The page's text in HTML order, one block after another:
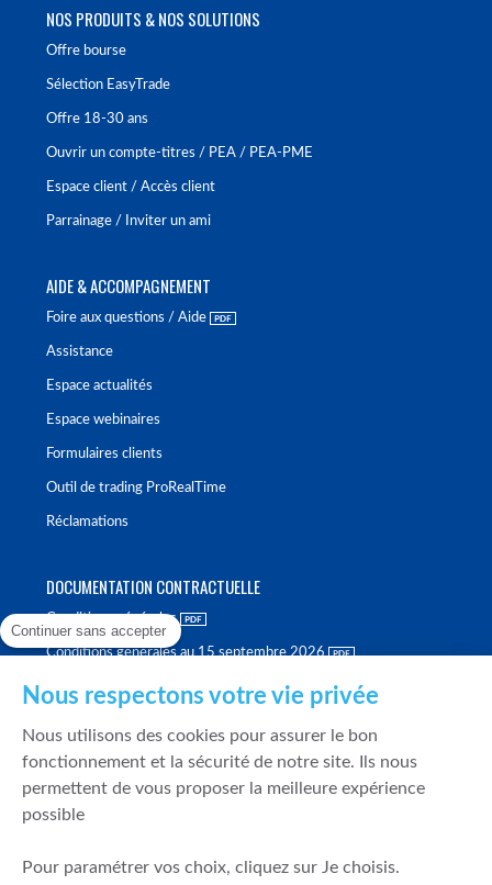
NOS PRODUITS & NOS SOLUTIONS
Offre bourse
Sélection EasyTrade
Offre 18-30 ans
Ouvrir un compte-titres / PEA / PEA-PME
Espace client / Accès client
Parrainage / Inviter un ami
AIDE & ACCOMPAGNEMENT
Foire aux questions / Aide
Assistance
Espace actualités
Espace webinaires
Formulaires clients
Outil de trading ProRealTime
Réclamations
DOCUMENTATION CONTRACTUELLE
Conditions générales
Conditions générales au 15 septembre 2026
Politique de meilleure sélection
Politique de durabilité
Fonds de garantie des dépôts et de résolution
Continuer sans accepter
Nous respectons votre vie privée
Nous utilisons des cookies pour assurer le bon
fonctionnement et la sécurité de notre site. Ils nous
permettent de vous proposer la meilleure expérience
possible
Pour paramétrer vos choix, cliquez sur Je choisis.